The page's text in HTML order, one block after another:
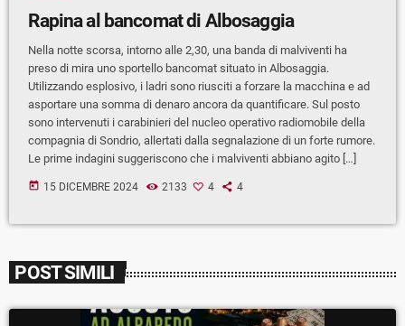
Rapina al bancomat di Albosaggia
Nella notte scorsa, intorno alle 2,30, una banda di malviventi ha
preso di mira uno sportello bancomat situato in Albosaggia.
Utilizzando esplosivo, i ladri sono riusciti a forzare la macchina e ad
asportare una somma di denaro ancora da quantificare. Sul posto
sono intervenuti i carabinieri del nucleo operativo radiomobile della
compagnia di Sondrio, allertati dalla segnalazione di un forte rumore.
Le prime indagini suggeriscono che i malviventi abbiano agito […]
today 15 DICEMBRE 2024 2133 4 4
POST SIMILI